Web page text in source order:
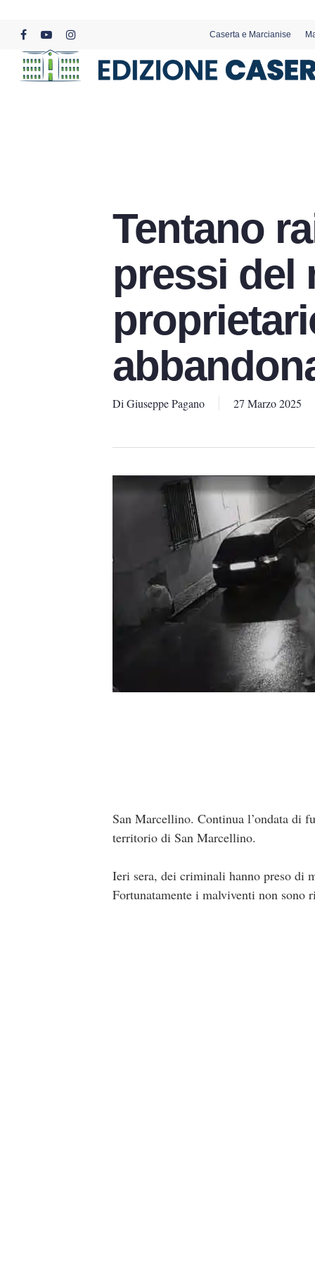
content
facebookyoutubeinstagram
Caserta e Marcianise
Tentano
pressi del
Di Giuseppe Pagano 27 Marzo 2025
San Marcellino. Continua l’ondata di
territorio di San Marcellino.
Ieri sera, dei criminali hanno preso di
Fortunatamente i malviventi non sono